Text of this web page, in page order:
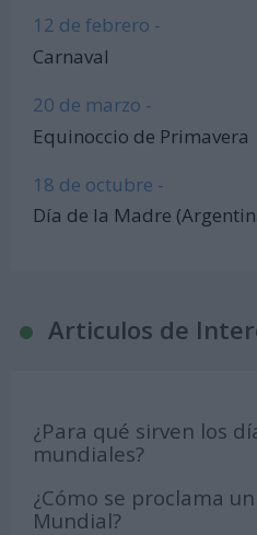
12 de febrero -
Carnaval
20 de marzo -
Equinoccio de Primavera
18 de octubre -
Día de la Madre
Articulos de
¿Para qué sirven los
mundiales?
¿Cómo se proclama
Mundial?